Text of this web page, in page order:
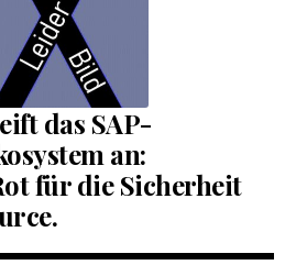
das SAP-
an:
für die Sicherheit